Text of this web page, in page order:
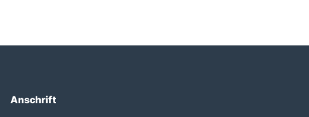
Fußbereich
Anschrift